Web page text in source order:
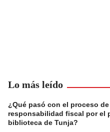
Lo más leído
¿Qué pasó con el proceso de
responsabilidad fiscal por el
biblioteca de Tunja?